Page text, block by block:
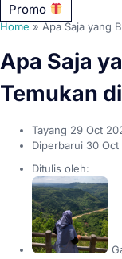
Promo
Home»Apa Saja yang
Apa Saja
Temukan
Tayang 29 Oct
Diperbarui 30 Oct
Ditulis oleh: